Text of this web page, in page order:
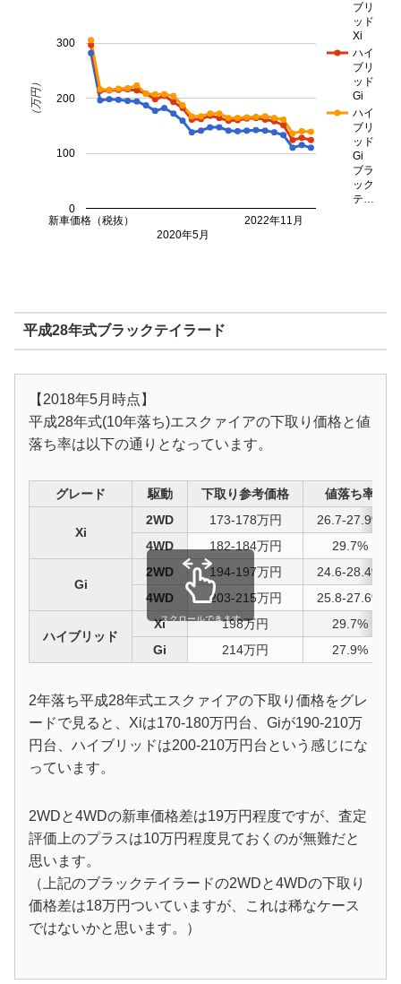
ブリ
ッド
Xi
ハイ
ブリ
ッド
Gi
ハイ
ブリ
ッド
Gi
ブラ
ック
テ…
新車価格（税抜）
2020年5月
2022年11月
0
100
200
300
（万円）
平成28年式ブラックテイラード
【2018年5月時点】
平成28年式(10年落ち)エスクァイアの下取り価格と値
落ち率は以下の通りとなっています。
グレード 駆動 下取り参考価格 値落ち率
Xi
2WD 173-178万円
26.7-27.9%
4WD
182-184万円 29.7%
Gi
2WD 194-197万円
24.6-28.4%
4WD
203-215万円 25.8-27.6%
ハイブリッド
Xi 198万円
29.7%
Gi
214万円 27.9%
スクロールできます
2年落ち平成28年式エスクァイアの下取り価格をグレ
ードで見ると、Xiは170-180万円台、Giが190-210万
円台、ハイブリッドは200-210万円台という感じにな
っています。
2WDと4WDの新車価格差は19万円程度ですが、査定
評価上のプラスは10万円程度見ておくのが無難だと
思います。
（上記のブラックテイラードの2WDと4WDの下取り
価格差は18万円ついていますが、これは稀なケース
ではないかと思います。）